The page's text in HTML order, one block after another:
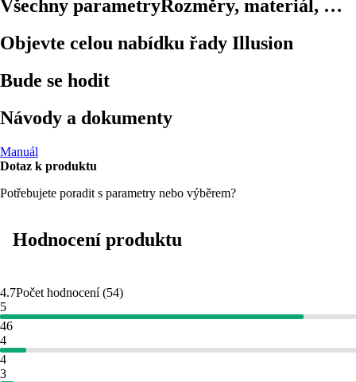
Všechny parametryRozměry, materiál, …
Objevte celou nabídku řady Illusion
Bude se hodit
Návody a dokumenty
Manuál
Dotaz k produktu
Potřebujete poradit s parametry nebo výběrem?
Hodnocení produktu
4.7Počet hodnocení(54)
5
46
4
4
3